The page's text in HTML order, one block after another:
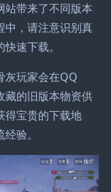
站带来了不同版本
中，请注意识别真
速下载。
灰玩家会在QQ
藏的旧版本物资供
得宝贵的下载地
验。